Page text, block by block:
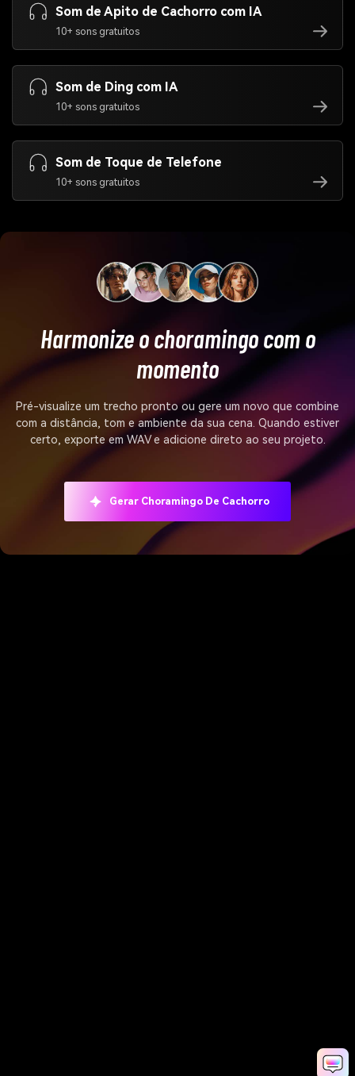
Som de Apito de Cachorro com IA
10+ sons gratuitos
Som de Ding com IA
10+ sons gratuitos
Som de Toque de Telefone
10+ sons gratuitos
Harmonize o choramingo com o
momento
Pré-visualize um trecho pronto ou gere um novo que combine
com a distância, tom e ambiente da sua cena. Quando estiver
certo, exporte em WAV e adicione direto ao seu projeto.
Gerar Choramingo De Cachorro